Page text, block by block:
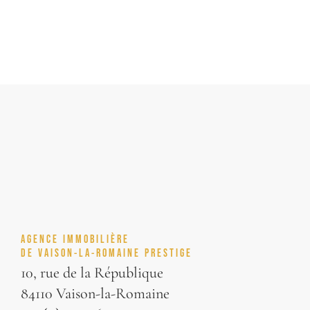
AGENCE IMMOBILIÈRE
DE VAISON-LA-ROMAINE PRESTIGE
10, rue de la République
84110 Vaison-la-Romaine